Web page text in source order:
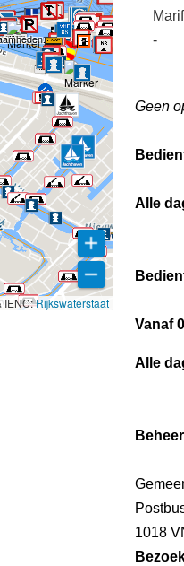
IENC:Rijkswaterstaat
-
Geen
Alle
Vanaf
Alle
1018